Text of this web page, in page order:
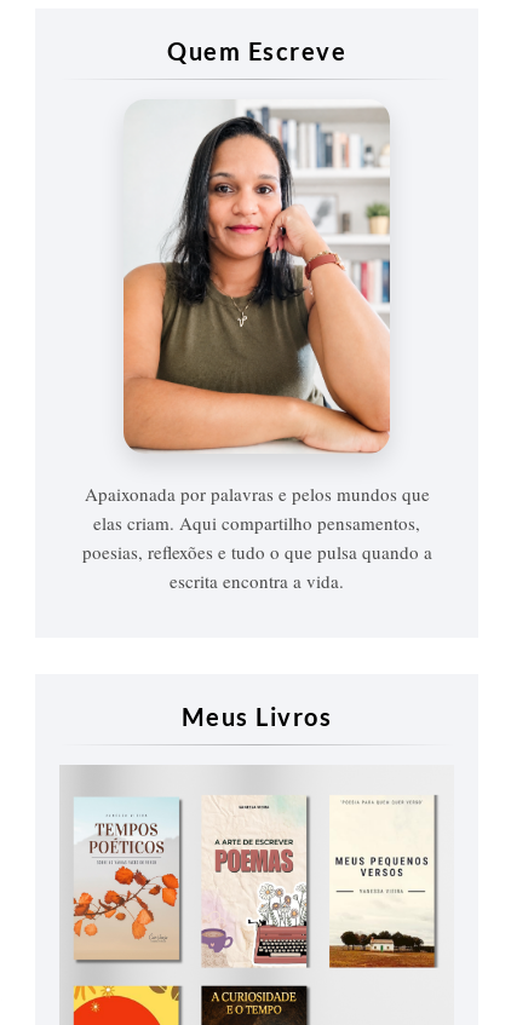
Quem Escreve
Vanessa
Vieira
Apaixonada por palavras e pelos mundos que
elas criam. Aqui compartilho pensamentos,
poesias, reflexões e tudo o que pulsa quando a
escrita encontra a vida.
Meus Livros